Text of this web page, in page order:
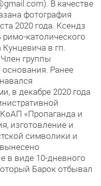
В качестве
фотография
2020 года. Ксендз
католического
в гп.
группы
основания. Ранее
в декабре 2020 года
«Пропаганда и
изготовление и
символики и
в виде 10-дневного
Барок отбывал